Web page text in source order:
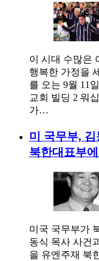
이 시대 수많은
행복한 가정을
를 오는 9월 11
교회 빌딩 2 워
가…
미 국무부,
북한대표부
미국 국무부가
동식 목사 사건
을 유엔주재 북